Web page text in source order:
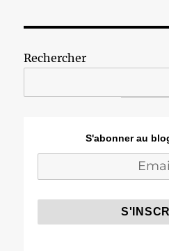
Rechercher
S'abonner au